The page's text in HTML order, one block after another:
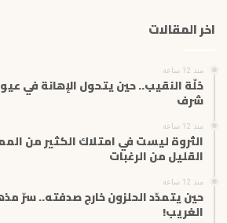
ر
ي
اخر المقالات
منذ 12 ساعة
حُلّة النقيب.. حين يتحول الإهانة في
شرف
منذ 12 ساعة
الثروة ليست في امتلاك الكثير من
القليل من الرغبات
منذ 12 ساعة
حين يتمدّد الحلزون خارج صدفته.. سرّ
الغريب!